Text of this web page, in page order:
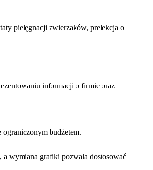
pielęgnacji zwierzaków, prelekcja o
informacji o firmie oraz
budżetem.
wymiana grafiki pozwala dostosować